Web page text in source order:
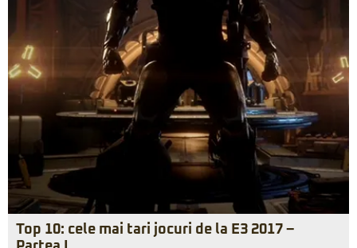
Top 10: cele mai tari jocuri de la E3 2017 –